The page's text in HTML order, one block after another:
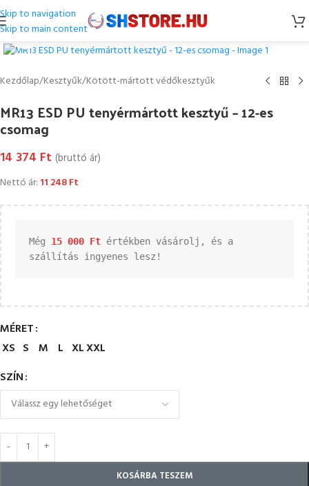
Skip to navigation
Skip to main content
Kattintson a nagyításhoz
Kezdőlap/Kesztyűk/Kötött-mártott védőkesztyűk
MR13 ESD PU tenyérmártott kesztyű – 12-es
csomag
14 374 Ft (bruttó ár)
Nettó ár: 11 248Ft
Még 15 000 Ft értékben vásárolj, és a
szállítás ingyenes lesz!
MÉRET
XS S M L XLXXL
SZÍN
KOSÁRBA TESZEM